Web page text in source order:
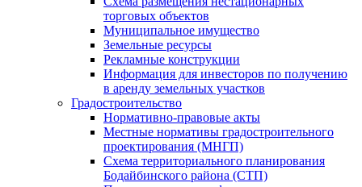
торговых объектов
Муниципальное имущество
Земельные ресурсы
Рекламные конструкции
Информация для инвесторов по получению
в аренду земельных участков
Градостроительство
Нормативно-правовые акты
Местные нормативы градостроительного
проектирования (МНГП)
Схема территориального планирования
Бодайбинского района (СТП)